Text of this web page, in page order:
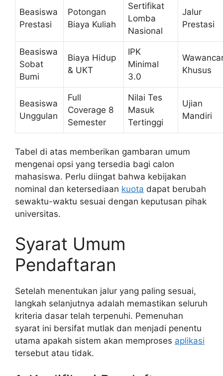
Beasiswa
Prestasi
Potongan
Biaya Kuliah
Sertifikat
Lomba
Nasional
Jalur
Prestasi
Beasiswa
Sobat
Bumi
Biaya Hidup
& UKT
IPK
Minimal
3.0
Khusus
Beasiswa
Unggulan
Full
Coverage 8
Semester
Nilai Tes
Masuk
Tertinggi
Ujian
Mandiri
Tabel di atas memberikan gambaran umum
mengenai opsi yang tersedia bagi calon
mahasiswa. Perlu diingat bahwa kebijakan
nominal dan ketersediaan kuota dapat berubah
sewaktu-waktu sesuai dengan keputusan pihak
universitas.
Syarat Umum
Pendaftaran
Setelah menentukan jalur yang paling sesuai,
langkah selanjutnya adalah memastikan seluruh
kriteria dasar telah terpenuhi. Pemenuhan
syarat ini bersifat mutlak dan menjadi penentu
utama apakah sistem akan memproses aplikasi
tersebut atau tidak.